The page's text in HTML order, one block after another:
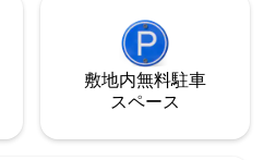
敷地内無料駐⁠車
ス⁠ペ⁠ー⁠ス